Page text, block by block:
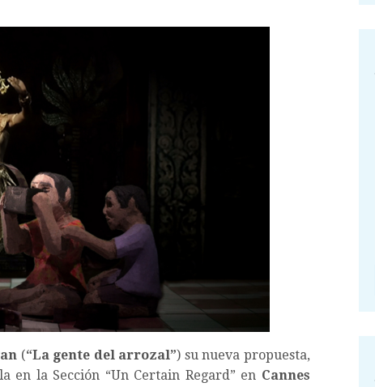
(“La gente del arrozal”) su nueva propuesta,
en la Sección “Un Certain Regard” en Cannes